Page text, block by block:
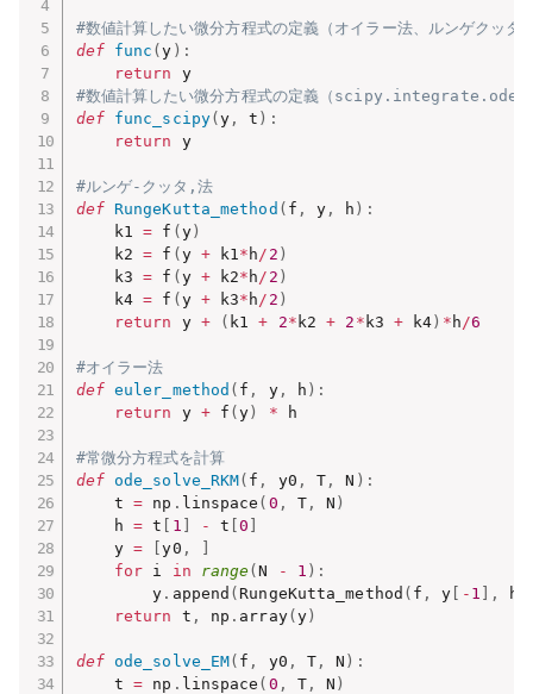
#数値計算したい微分方程式の定義（オイラー法、ルンゲクッタ
def
func (y ) :
return
y
#数値計算したい微分方程式の定義（
def
func_scipy(y , t ) :
return
y
#ルンゲ-クッタ,法
def RungeKutta_method ( f , y , h ) :
    k1
= f ( y)
    k2
= f ( y + k1 * h / 2 )
    k3
= f ( y + k2* h / 2 )
    k4
= f ( y + k3* h / 2 )
return
y + ( k1 + 2* k2 + 2 * k3 + k4 ) * h /6
#オイラー法
def euler_method ( f , y, h ) :
return
y + f (y ) * h
#常微分方程式を計算
def ode_solve_RKM( f , y0 , T , N ) :
    t
= np . linspace ( 0 , T, N )
    h
= t 1 - t [0
    y
= [y0 ,
for i in range(N - 1 ) :
        y
. append ( RungeKutta_method ( f , y - 1 , h
return
t , np . array( y)
def ode_solve_EM( f , y0 , T , N ) :
    t
= np . linspace ( 0 , T, N )